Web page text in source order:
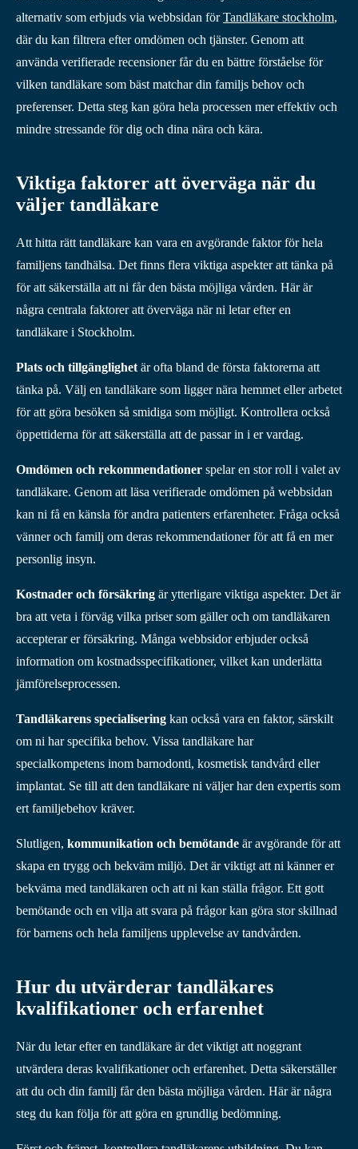
alternativ som erbjuds via webbsidan förTandläkare stockholm,
där du kan filtrera efter omdömen och tjänster. Genom att
använda verifierade recensioner får du en bättre förståelse för
vilken tandläkare som bäst matchar din familjs behov och
preferenser. Detta steg kan göra hela processen mer effektiv och
mindre stressande för dig och dina nära och kära.
Viktiga faktorer att överväga när du
väljer tandläkare
Att hitta rätt tandläkare kan vara en avgörande faktor för hela
familjens tandhälsa. Det finns flera viktiga aspekter att tänka på
för att säkerställa att ni får den bästa möjliga vården. Här är
några centrala faktorer att överväga när ni letar efter en
tandläkare i Stockholm.
Plats och tillgänglighet är ofta bland de första faktorerna att
tänka på. Välj en tandläkare som ligger nära hemmet eller arbetet
för att göra besöken så smidiga som möjligt. Kontrollera också
öppettiderna för att säkerställa att de passar in i er vardag.
Omdömen och rekommendationer spelar en stor roll i valet av
tandläkare. Genom att läsa verifierade omdömen på webbsidan
kan ni få en känsla för andra patienters erfarenheter. Fråga också
vänner och familj om deras rekommendationer för att få en mer
personlig insyn.
Kostnader och försäkring är ytterligare viktiga aspekter. Det är
bra att veta i förväg vilka priser som gäller och om tandläkaren
accepterar er försäkring. Många webbsidor erbjuder också
information om kostnadsspecifikationer, vilket kan underlätta
jämförelseprocessen.
Tandläkarens specialisering kan också vara en faktor, särskilt
om ni har specifika behov. Vissa tandläkare har
specialkompetens inom barnodonti, kosmetisk tandvård eller
implantat. Se till att den tandläkare ni väljer har den expertis som
ert familjebehov kräver.
Slutligen, kommunikation och bemötande är avgörande för att
skapa en trygg och bekväm miljö. Det är viktigt att ni känner er
bekväma med tandläkaren och att ni kan ställa frågor. Ett gott
bemötande och en vilja att svara på frågor kan göra stor skillnad
för barnens och hela familjens upplevelse av tandvården.
Hur du utvärderar tandläkares
kvalifikationer och erfarenhet
När du letar efter en tandläkare är det viktigt att noggrant
utvärdera deras kvalifikationer och erfarenhet. Detta säkerställer
att du och din familj får den bästa möjliga vården. Här är några
steg du kan följa för att göra en grundlig bedömning.